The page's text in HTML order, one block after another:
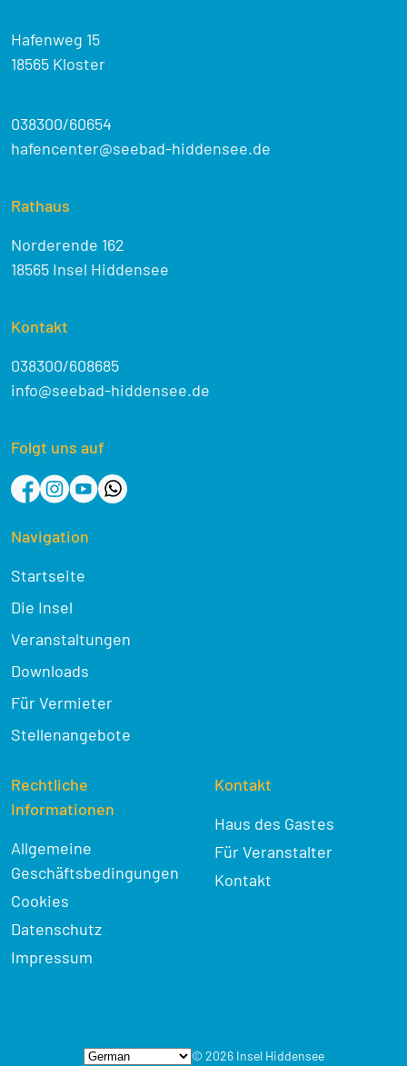
Hafenweg 15
18565 Kloster
038300/60654
hafencenter@seebad-hiddensee.de
Rathaus
Norderende 162
18565 Insel Hiddensee
Kontakt
038300/608685
info@seebad-hiddensee.de
Folgt uns auf
Navigation
Startseite
Die Insel
Veranstaltungen
Downloads
Für Vermieter
Stellenangebote
Rechtliche
Informationen
Allgemeine
Geschäftsbedingungen
Cookies
Datenschutz
Impressum
Kontakt
Haus des Gastes
Für Veranstalter
Kontakt
© 2026 Insel Hiddensee